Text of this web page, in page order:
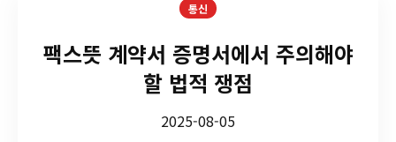
통신
팩스뜻 계약서 증명서에서 주의해야
할 법적 쟁점
2025-08-05